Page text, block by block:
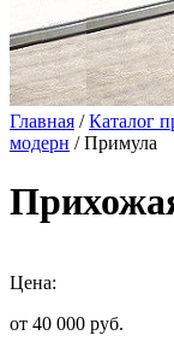
Главная /Каталог
модерн / Примула
Цена:
от 40 000 руб.